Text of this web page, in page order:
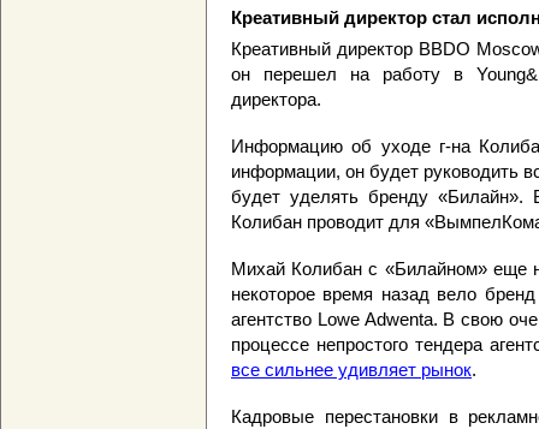
Креативный директор стал
Креативный директор BBDO
он перешел на работу в
директора.
Информацию об уходе г-на
информации, он будет руководить
будет уделять бренду «Билайн».
Колибан проводит для
Михай Колибан с «Билайном» еще
некоторое время назад вело
агентство Lowe Adwenta. В свою
процессе непростого тендера
все сильнее удивляет рынок.
Кадровые перестановки в